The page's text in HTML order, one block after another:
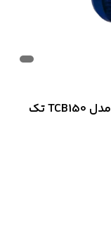
پمپ آب بشقابی استریم 1.5 اسب بخار مدل TCB150 تک